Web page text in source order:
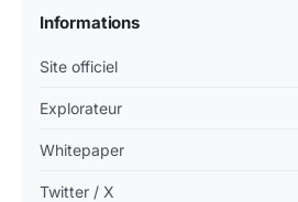
Informations
Site officiel
Explorateur
Whitepaper
Twitter / X